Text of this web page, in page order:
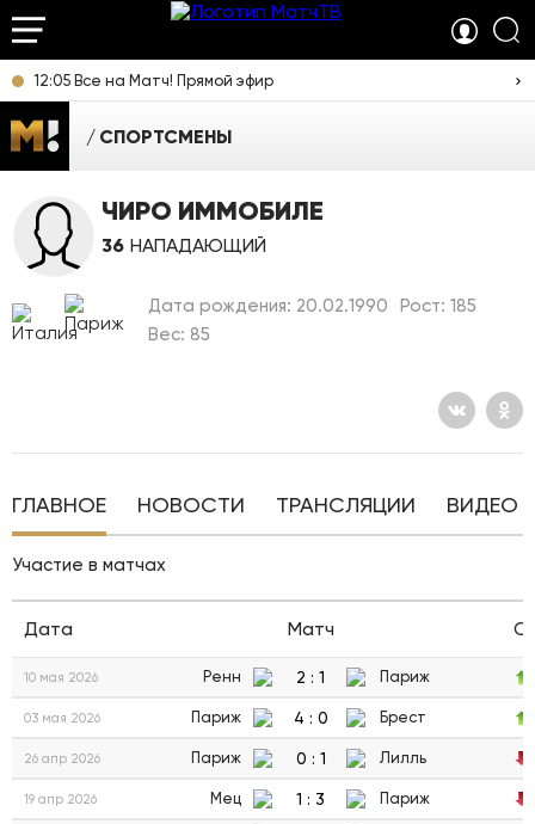
12:05 Все на Матч! Прямой эфир
СПОРТСМЕНЫ
ЧИРО ИММОБИЛЕ
36 НАПАДАЮЩИЙ
Дата рождения: 20.02.1990
Рост: 185
Вес: 85
ГЛАВНОЕ НОВОСТИ ТРАНСЛЯЦИИ ВИДЕО
Участие в матчах
Дата Матч
10 мая 2026 Ренн 2 : 1 Париж
03 мая 2026 Париж 4 : 0 Брест
26 апр 2026 Париж 0 : 1 Лилль
19 апр 2026 Мец 1 : 3 Париж